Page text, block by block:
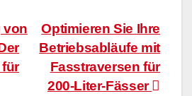
Optimieren Sie Ihre
Betriebsabläufe mit
Fasstraversen für
200-Liter-Fässer
von
für